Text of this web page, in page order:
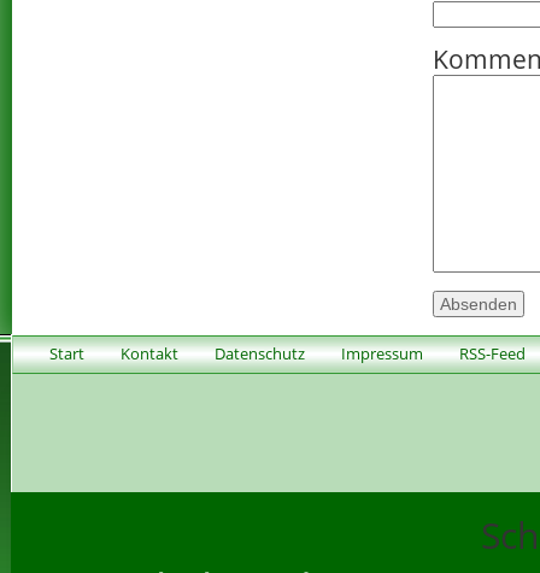
Start Kontakt Datenschutz Impressum RSS-Feed